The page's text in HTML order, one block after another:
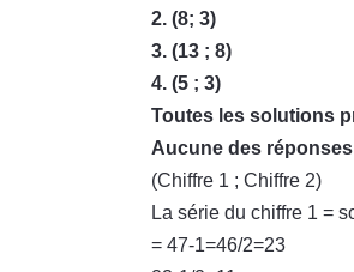
2. (8; 3)
3. (13 ; 8)
4. (5 ; 3)
Toutes les solutions
Aucune des
(Chiffre 1 ; Chiffre 2)
La série du chiffre 1 =
= 47-1=46/2=23